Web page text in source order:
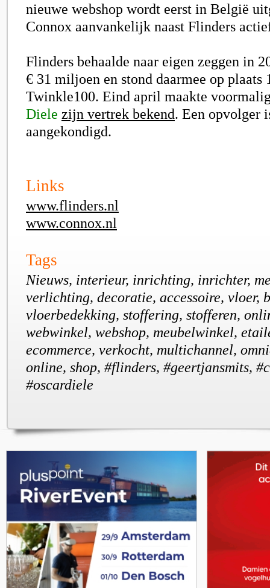
nieuwe webshop wordt eerst in België
Connox aanvankelijk naast Flinders
Flinders behaalde naar eigen zeggen in
€ 31 miljoen en stond daarmee op plaats
Twinkle100. Eind april maakte
Diele zijn vertrek bekend. Een opvolger
aangekondigd.
Links
www.flinders.nl
www.connox.nl
Tags
Nieuws, interieur, inrichting, inrichter,
verlichting, decoratie, accessoire, vloer,
vloerbedekking, stoffering, stofferen,
webwinkel, webshop, meubelwinkel,
ecommerce, verkocht, multichannel,
online, shop, #flinders, #geertjansmits,
#oscardiele